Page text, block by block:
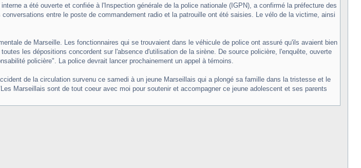
a été ouverte et confiée à l'Inspection générale de la police nationale (IGPN), a confirmé la préfecture des
entre le poste de commandement radio et la patrouille ont été saisies. Le vélo de la victime, ainsi
de Marseille. Les fonctionnaires qui se trouvaient dans le véhicule de police ont assuré qu'ils avaient bien
les dépositions concordent sur l'absence d'utilisation de la sirène. De source policière, l'enquête, ouverte
policière". La police devrait lancer prochainement un appel à témoins.
de la circulation survenu ce samedi à un jeune Marseillais qui a plongé sa famille dans la tristesse et le
Marseillais sont de tout coeur avec moi pour soutenir et accompagner ce jeune adolescent et ses parents